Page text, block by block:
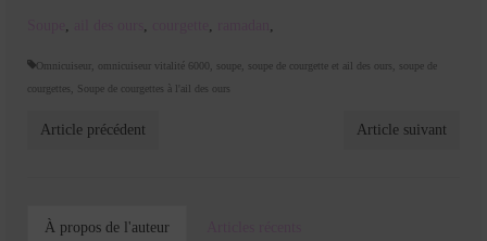
, , , ,
Omnicuiseur omnicuiseur vitalité 6000 soupe soupe de courgette et ail des ours
soupe de
courgettes
Soupe de courgettes à l'ail des ours
Article précédent Article suivant
À propos de l'auteur